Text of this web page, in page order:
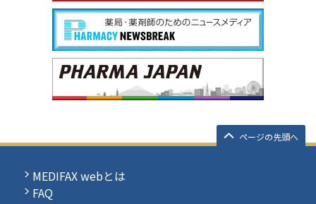
ページの先頭へ
MEDIFAX webとは
FAQ